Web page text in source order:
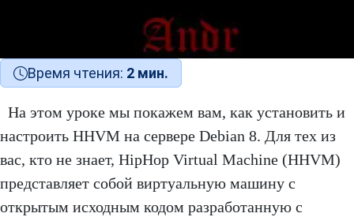
Время чтения: 2 мин.
На этом уроке мы покажем вам, как установить и
настроить HHVM на сервере Debian 8. Для тех из
вас, кто не знает, HipHop Virtual Machine (HHVM)
представляет собой виртуальную машину с
открытым исходным кодом разработанную с